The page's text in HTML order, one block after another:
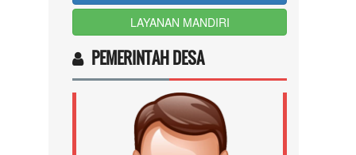
LAYANAN MANDIRI
PEMERINTAH DESA